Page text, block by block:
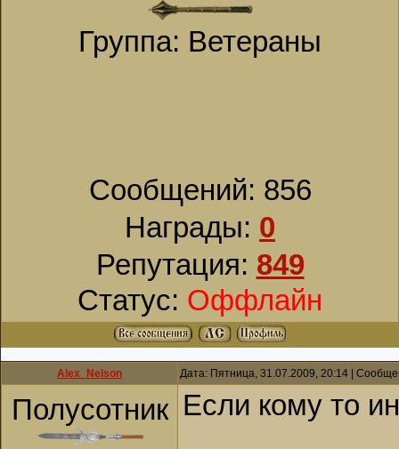
Группа: Ветераны
Сообщений: 856
Награды: 0
Репутация: 849
Статус: Оффлайн
Alex_Nelson Дата: Пятница, 31.07.2009, 20:14 |
Полусотник Если кому то